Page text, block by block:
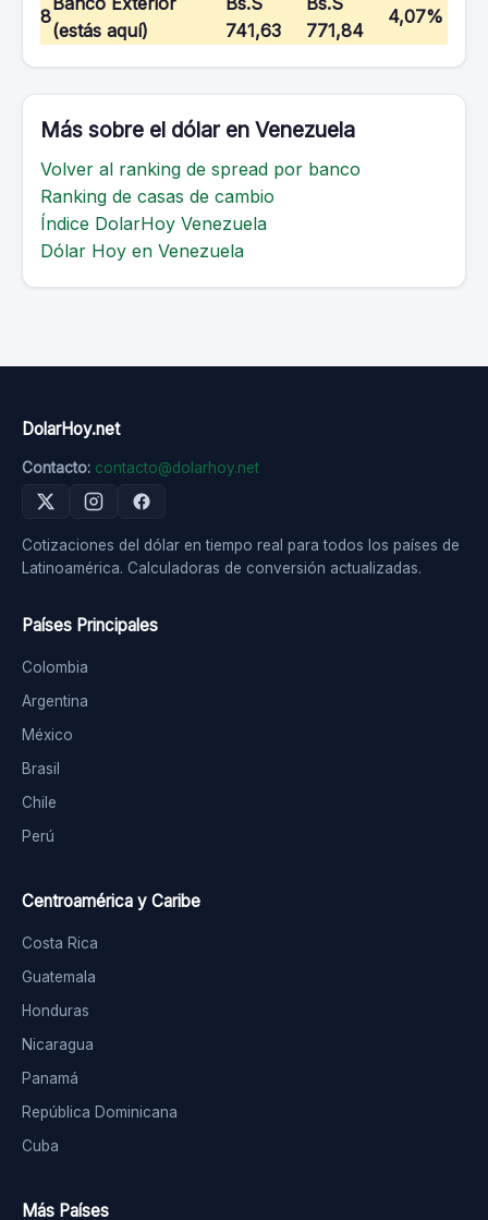
8
(estás aquí)
741,63
771,84
4,07%
Más sobre el dólar en Venezuela
Volver al ranking de spread por banco
Ranking de casas de cambio
Índice DolarHoy Venezuela
Dólar Hoy en Venezuela
DolarHoy.net
Contacto: contacto@dolarhoy.net
Cotizaciones del dólar en tiempo real para todos los países de
Latinoamérica. Calculadoras de conversión actualizadas.
Países Principales
Colombia
Argentina
México
Brasil
Chile
Perú
Centroamérica y Caribe
Costa Rica
Guatemala
Honduras
Nicaragua
Panamá
República Dominicana
Cuba
Más Países